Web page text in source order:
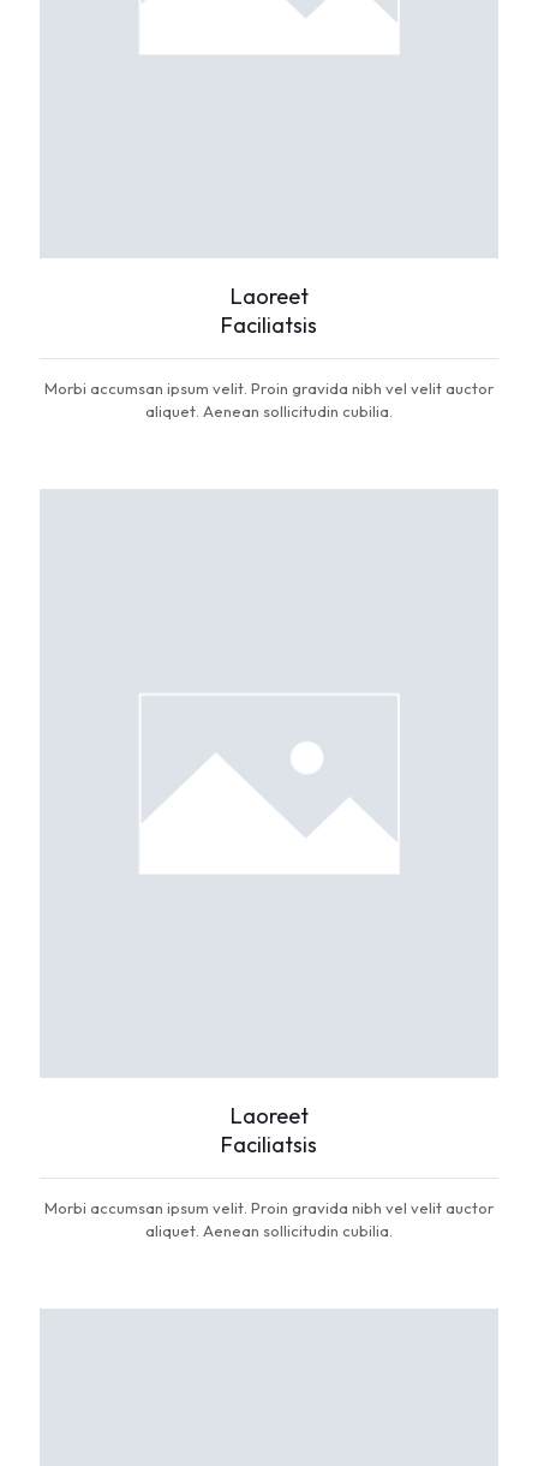
Laoreet
Faciliatsis
Morbi accumsan ipsum velit. Proin gravida nibh vel velit auctor
aliquet. Aenean sollicitudin cubilia.
Laoreet
Faciliatsis
Morbi accumsan ipsum velit. Proin gravida nibh vel velit auctor
aliquet. Aenean sollicitudin cubilia.